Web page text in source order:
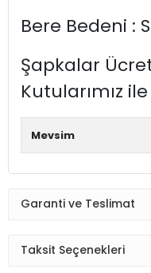
Bere Bedeni :
Şapkalar
Kutularımız
Mevsim
Garanti ve Teslimat
Taksit Seçenekleri